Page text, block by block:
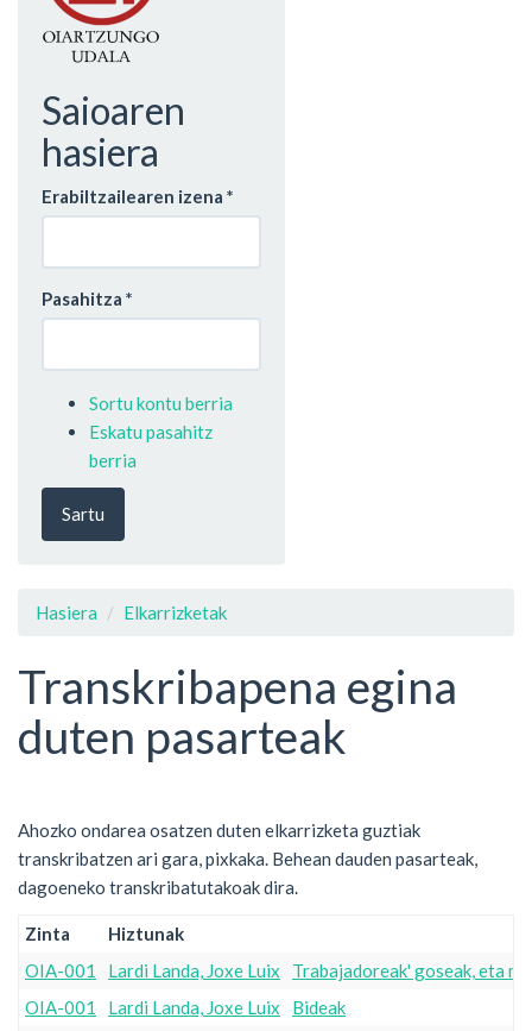
Saioaren
hasiera
Erabiltzailearen izena *
Pasahitza *
Sortu kontu berria
Eskatu pasahitz
berria
Sartu
Hasiera Elkarrizketak
Transkribapena egina
duten pasarteak
Ahozko ondarea osatzen duten elkarrizketa guztiak
transkribatzen ari gara, pixkaka. Behean dauden pasarteak,
dagoeneko transkribatutakoak dira.
Zinta
Hiztunak
OIA-001
Lardi Landa, Joxe Luix
Trabajadoreak' goseak, eta
OIA-001
Lardi Landa, Joxe Luix
Bideak